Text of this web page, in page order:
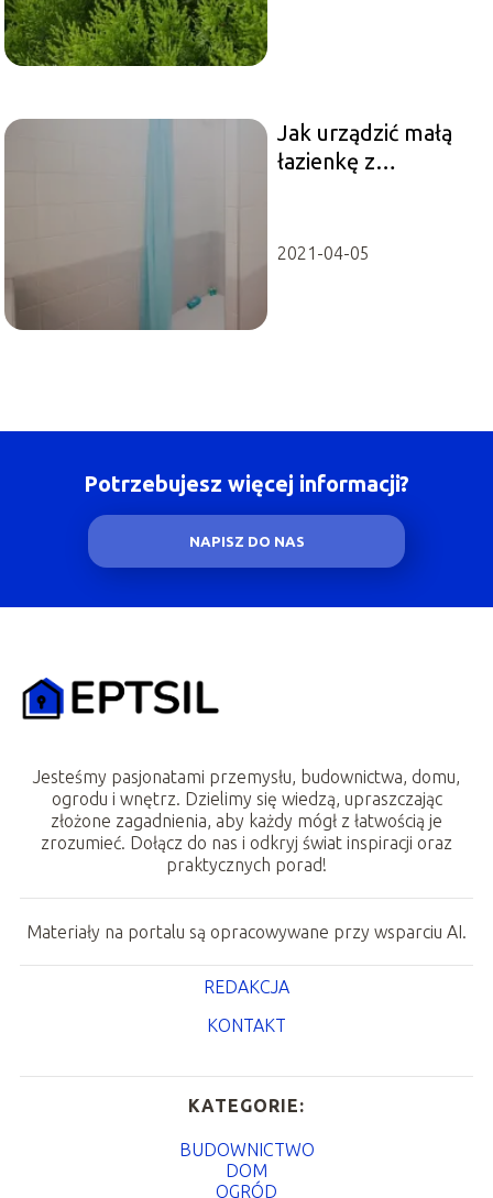
Jak urządzić małą
łazienkę z
2021-04-05
Potrzebujesz więcej informacji?
NAPISZ DO NAS
Jesteśmy pasjonatami przemysłu, budownictwa, domu,
ogrodu i wnętrz. Dzielimy się wiedzą, upraszczając
złożone zagadnienia, aby każdy mógł z łatwością je
zrozumieć. Dołącz do nas i odkryj świat inspiracji oraz
praktycznych porad!
Materiały na portalu są opracowywane przy wsparciu AI.
REDAKCJA
KONTAKT
KATEGORIE:
BUDOWNICTWO
DOM
OGRÓD